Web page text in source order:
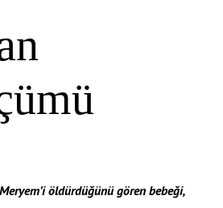
öldürdüğünü gören bebeği,